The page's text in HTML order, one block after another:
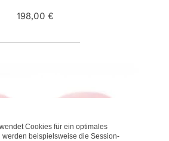
198,00 €
Cookies für ein optimales
werden beispielsweise die Session-